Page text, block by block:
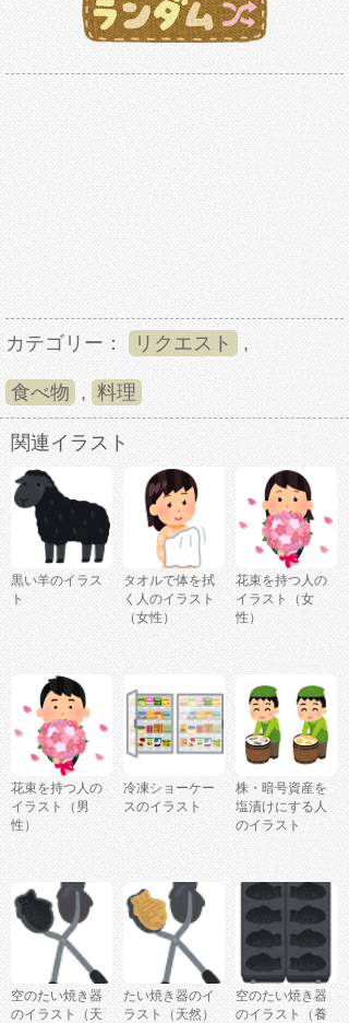
カテゴリー： リクエスト ,
食べ物 , 料理
関連イラスト
黒い羊のイラス
ト
タオルで体を拭
く人のイラスト
（女性）
花束を持つ人の
イラスト（女
性）
花束を持つ人の
イラスト（男
性）
冷凍ショーケー
スのイラスト
株・暗号資産を
塩漬けにする人
のイラスト
空のたい焼き器
のイラスト（天
たい焼き器のイ
ラスト（天然）
空のたい焼き器
のイラスト（養